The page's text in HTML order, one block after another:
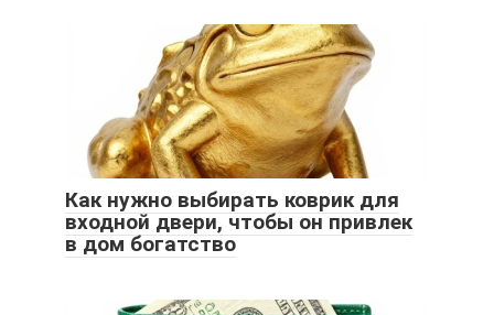
Как нужно выбирать коврик для
входной двери, чтобы он привлек
в дом богатство